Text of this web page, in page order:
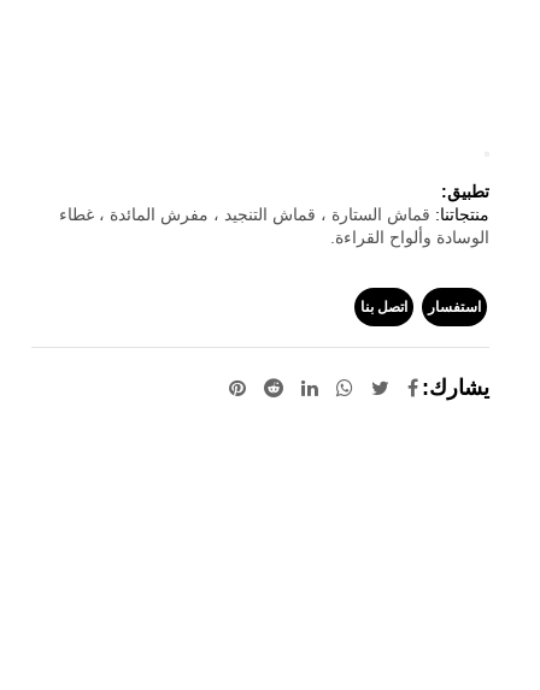
تطبيق:
منتجاتنا: قماش الستارة ، قماش التنجيد ، مفرش المائدة ، غطاء
الوسادة وألواح القراءة.
استفسار اتصل بنا
يشارك: